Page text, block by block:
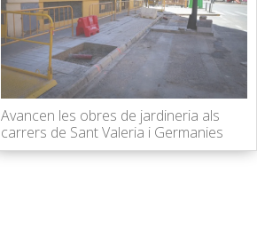
Avancen les obres de jardineria als
carrers de Sant Valeria i Germanies